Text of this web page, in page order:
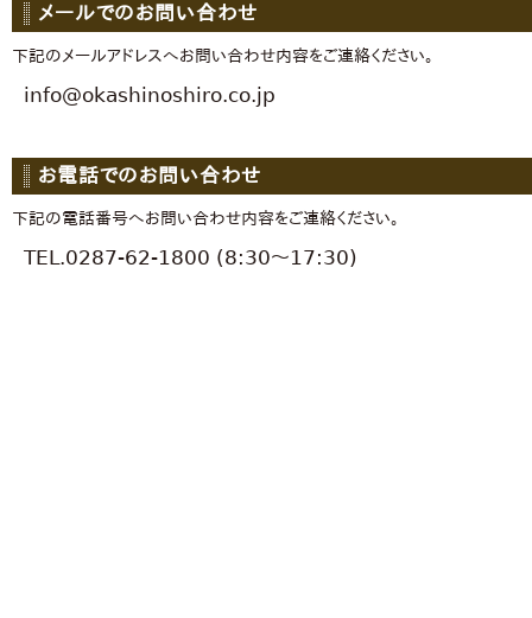
メールでのお問い合わせ
下記のメールアドレスへお問い合わせ内容をご連絡ください。
info@okashinoshiro.co.jp
お電話でのお問い合わせ
下記の電話番号へお問い合わせ内容をご連絡ください。
TEL.0287-62-1800 (8:30～17:30)